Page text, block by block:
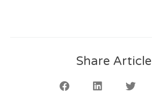
Share Article